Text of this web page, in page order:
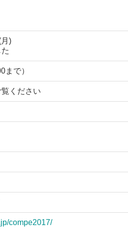
)
まで）
ください
compe2017/